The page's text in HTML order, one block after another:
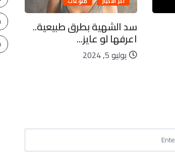
سد الشهية بطرق طبيعية..
اعرفها لو عايز...
يوليو 5, 2024